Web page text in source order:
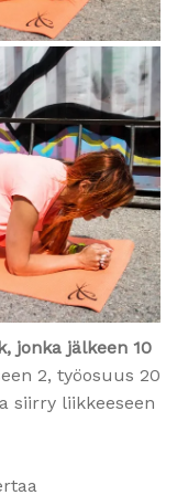
jonka jälkeen 10
2, työosuus 20
siirry liikkeeseen